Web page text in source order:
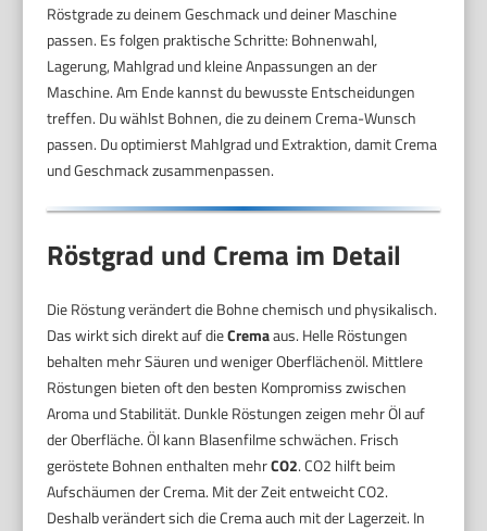
Röstgrade zu deinem Geschmack und deiner Maschine
passen. Es folgen praktische Schritte: Bohnenwahl,
Lagerung, Mahlgrad und kleine Anpassungen an der
Maschine. Am Ende kannst du bewusste Entscheidungen
treffen. Du wählst Bohnen, die zu deinem Crema-Wunsch
passen. Du optimierst Mahlgrad und Extraktion, damit Crema
und Geschmack zusammenpassen.
Röstgrad und Crema im Detail
Die Röstung verändert die Bohne chemisch und physikalisch.
Das wirkt sich direkt auf dieCremaaus. Helle Röstungen
behalten mehr Säuren und weniger Oberflächenöl. Mittlere
Röstungen bieten oft den besten Kompromiss zwischen
Aroma und Stabilität. Dunkle Röstungen zeigen mehr Öl auf
der Oberfläche. Öl kann Blasenfilme schwächen. Frisch
geröstete Bohnen enthalten mehrCO2. CO2 hilft beim
Aufschäumen der Crema. Mit der Zeit entweicht CO2.
Deshalb verändert sich die Crema auch mit der Lagerzeit. In